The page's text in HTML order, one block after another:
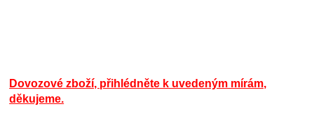
Dovozové zboží, přihlédněte k uvedeným mírám,
děkujeme.